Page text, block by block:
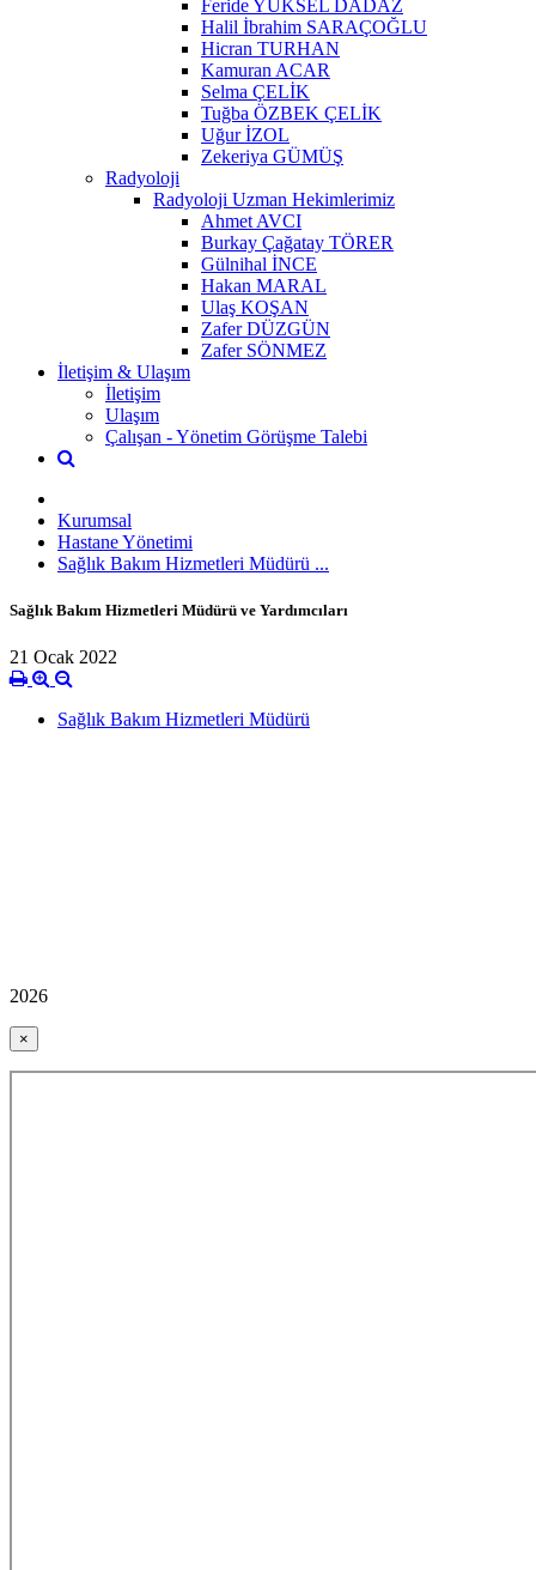
Feride YÜKSEL DADAZ
Halil İbrahim SARAÇOĞLU
Hicran TURHAN
Kamuran ACAR
Selma ÇELİK
Tuğba ÖZBEK ÇELİK
Uğur İZOL
Zekeriya GÜMÜŞ
Radyoloji
Radyoloji Uzman Hekimlerimiz
Ahmet AVCI
Burkay Çağatay TÖRER
Gülnihal İNCE
Hakan MARAL
Ulaş KOŞAN
Zafer DÜZGÜN
Zafer SÖNMEZ
İletişim & Ulaşım
İletişim
Ulaşım
Çalışan - Yönetim Görüşme Talebi
Kurumsal
Hastane Yönetimi
Sağlık Bakım Hizmetleri Müdürü ...
Sağlık Bakım Hizmetleri Müdürü ve Yardımcıları
21 Ocak 2022
Sağlık Bakım Hizmetleri Müdürü
2026
×